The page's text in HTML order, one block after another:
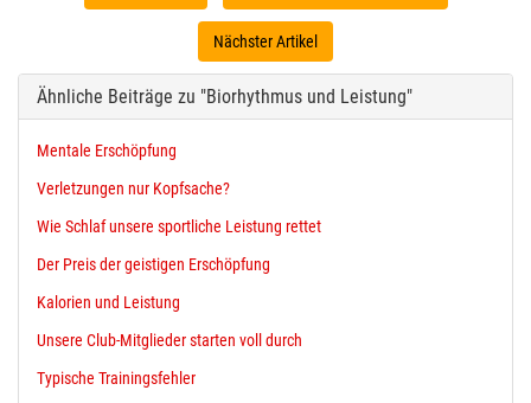
Nächster Artikel
Ähnliche Beiträge zu "Biorhythmus und Leistung"
Mentale Erschöpfung
Verletzungen nur Kopfsache?
Wie Schlaf unsere sportliche Leistung rettet
Der Preis der geistigen Erschöpfung
Kalorien und Leistung
Unsere Club-Mitglieder starten voll durch
Typische Trainingsfehler